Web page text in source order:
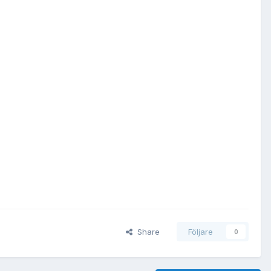
Share Följare 0